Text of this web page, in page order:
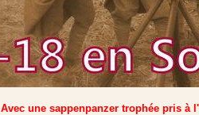
Avec une sappenpanzer trophée pris à